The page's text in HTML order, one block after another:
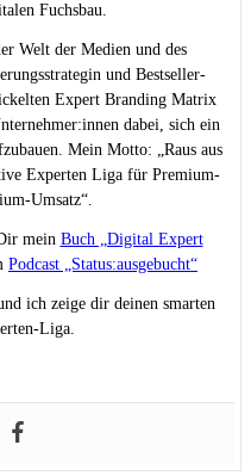
Fuchsbau.
Welt der Medien und des
und Bestseller-
Expert Branding Matrix
dabei, sich ein
Mein Motto: „Raus aus
Experten Liga für Premium-
Umsatz“.
mein Buch „Digital Expert
Podcast „Status:ausgebucht“
ich zeige dir deinen smarten
Liga.